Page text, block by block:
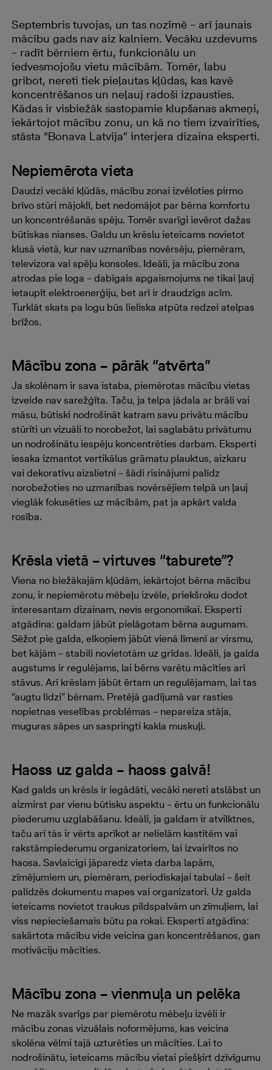
Septembris tuvojas, un tas nozīmē – arī jaunais
mācību gads nav aiz kalniem. Vecāku uzdevums
– radīt bērniem ērtu, funkcionālu un
iedvesmojošu vietu mācībām. Tomēr, labu
gribot, nereti tiek pieļautas kļūdas, kas kavē
koncentrēšanos un neļauj radoši izpausties.
Kādas ir visbiežāk sastopamie klupšanas akmeņi,
iekārtojot mācību zonu, un kā no tiem izvairīties,
stāsta “Bonava Latvija” interjera dizaina eksperti.
Nepiemērota vieta
Daudzi vecāki kļūdās, mācību zonai izvēloties pirmo
brīvo stūri mājoklī, bet nedomājot par bērna komfortu
un koncentrēšanās spēju. Tomēr svarīgi ievērot dažas
būtiskas nianses. Galdu un krēslu ieteicams novietot
klusā vietā, kur nav uzmanības novērsēju, piemēram,
televizora vai spēļu konsoles. Ideāli, ja mācību zona
atrodas pie loga – dabīgais apgaismojums ne tikai ļauj
ietaupīt elektroenerģiju, bet arī ir draudzīgs acīm.
Turklāt skats pa logu būs lieliska atpūta redzei atelpas
brīžos.
Mācību zona – pārāk “atvērta”
Ja skolēnam ir sava istaba, piemērotas mācību vietas
izveide nav sarežģīta. Taču, ja telpa jādala ar brāli vai
māsu, būtiski nodrošināt katram savu privātu mācību
stūrīti un vizuāli to norobežot, lai saglabātu privātumu
un nodrošinātu iespēju koncentrēties darbam. Eksperti
iesaka izmantot vertikālus grāmatu plauktus, aizkaru
vai dekoratīvu aizslietni – šādi risinājumi palīdz
norobežoties no uzmanības novērsējiem telpā un ļauj
vieglāk fokusēties uz mācībām, pat ja apkārt valda
rosība.
Krēsla vietā – virtuves “taburete”?
Viena no biežākajām kļūdām, iekārtojot bērna mācību
zonu, ir nepiemērotu mēbeļu izvēle, priekšroku dodot
interesantam dizainam, nevis ergonomikai. Eksperti
atgādina: galdam jābūt pielāgotam bērna augumam.
Sēžot pie galda, elkoņiem jābūt vienā līmenī ar virsmu,
bet kājām – stabili novietotām uz grīdas. Ideāli, ja galda
augstums ir regulējams, lai bērns varētu mācīties arī
stāvus. Arī krēslam jābūt ērtam un regulējamam, lai tas
“augtu līdzi” bērnam. Pretējā gadījumā var rasties
nopietnas veselības problēmas – nepareiza stāja,
muguras sāpes un saspringti kakla muskuļi.
Haoss uz galda – haoss galvā!
Kad galds un krēsls ir iegādāti, vecāki nereti atslābst un
aizmirst par vienu būtisku aspektu – ērtu un funkcionālu
piederumu uzglabāšanu. Ideāli, ja galdam ir atvilktnes,
taču arī tās ir vērts aprīkot ar nelielām kastītēm vai
rakstāmpiederumu organizatoriem, lai izvairītos no
haosa. Savlaicīgi jāparedz vieta darba lapām,
zīmējumiem un, piemēram, periodiskajai tabulai – šeit
palīdzēs dokumentu mapes vai organizatori. Uz galda
ieteicams novietot traukus pildspalvām un zīmuļiem, lai
viss nepieciešamais būtu pa rokai. Eksperti atgādina:
sakārtota mācību vide veicina gan koncentrēšanos, gan
motivāciju mācīties.
Mācību zona – vienmuļa un pelēka
Ne mazāk svarīgs par piemērotu mēbeļu izvēli ir
mācību zonas vizuālais noformējums, kas veicina
skolēna vēlmi tajā uzturēties un mācīties. Lai to
nodrošinātu, ieteicams mācību vietai piešķirt dzīvīgumu